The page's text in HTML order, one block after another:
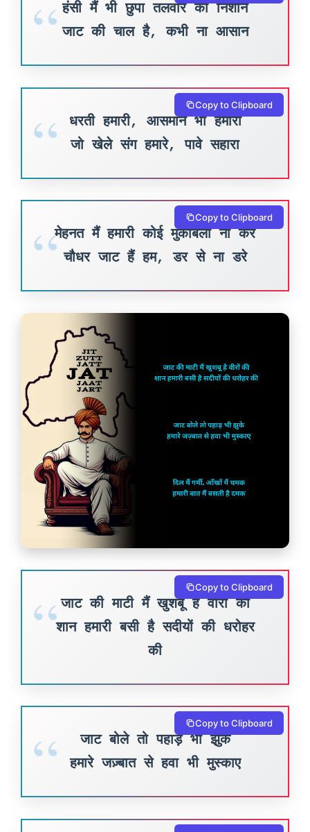
हंसी मैं भी छुपा तलवार का निशान
जाट की चाल है, कभी ना आसान
धरती हमारी, आसमान भी हमारा
जो खेले संग हमारे, पावे सहारा
Copy to Clipboard
मेहनत मैं हमारी कोई मुकाबला ना करे
चौधर जाट हैं हम, डर से ना डरे
Copy to Clipboard
जाट की माटी मैं खुशबू है वीरों की
शान हमारी बसी है सदीयों की धरोहर
की
Copy to Clipboard
जाट बोले तो पहाड़ भी झुके
हमारे जज़्बात से हवा भी मुस्काए
Copy to Clipboard